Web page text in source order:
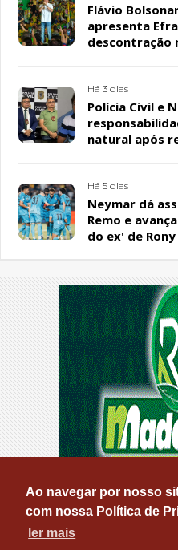
Ao navegar por nosso
com nossa Política de
ler mais
Flávio
apresenta
descontração
Há 3 dias
Polícia Civil e
natural após
Há 5 dias
Neymar dá
Remo e
do ex' de Rony